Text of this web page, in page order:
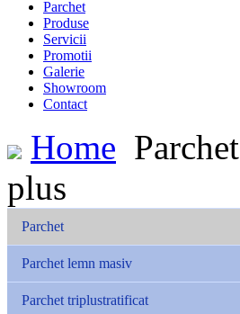
Parchet
Produse
Servicii
Promotii
Galerie
Showroom
Contact
Home Parchet
plus
Parchet
Parchet lemn masiv
Parchet triplustratificat